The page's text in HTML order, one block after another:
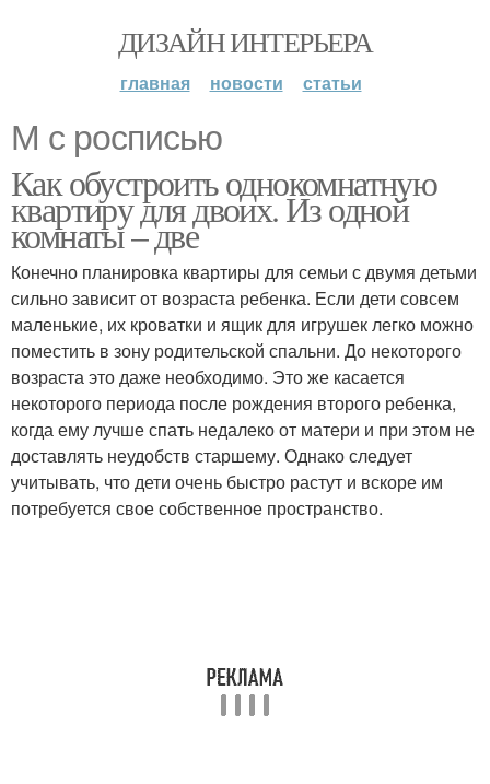
ДИЗАЙН ИНТЕРЬЕРА
главная новости статьи
М с росписью
Как обустроить однокомнатную
квартиру для двоих. Из одной
комнаты – две
Конечно планировка квартиры для семьи с двумя детьми
сильно зависит от возраста ребенка. Если дети совсем
маленькие, их кроватки и ящик для игрушек легко можно
поместить в зону родительской спальни. До некоторого
возраста это даже необходимо. Это же касается
некоторого периода после рождения второго ребенка,
когда ему лучше спать недалеко от матери и при этом не
доставлять неудобств старшему. Однако следует
учитывать, что дети очень быстро растут и вскоре им
потребуется свое собственное пространство.